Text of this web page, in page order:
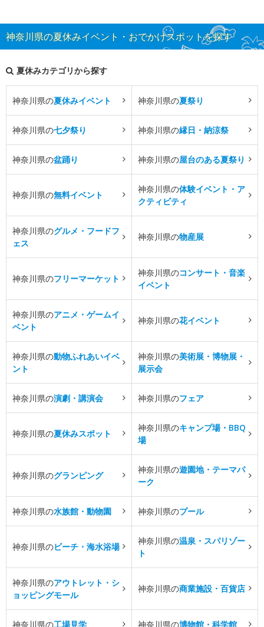
神奈川県の夏休みイベント・おでかけスポットを探す
夏休みカテゴリから探す
神奈川県の夏休みイベント 神奈川県の夏祭り
神奈川県の七夕祭り 神奈川県の縁日・納涼祭
神奈川県の盆踊り 神奈川県の屋台のある夏祭り
神奈川県の無料イベント
神奈川県の体験イベント・ア
クティビティ
神奈川県のグルメ・フードフ
ェス
神奈川県の物産展
神奈川県のフリーマーケット
神奈川県のコンサート・音楽
イベント
神奈川県のアニメ・ゲームイ
ベント
神奈川県の花イベント
神奈川県の動物ふれあいイベ
ント
神奈川県の美術展・博物展・
展示会
神奈川県の演劇・講演会 神奈川県のフェア
神奈川県の夏休みスポット
神奈川県のキャンプ場・BBQ
場
神奈川県のグランピング
神奈川県の遊園地・テーマパ
ーク
神奈川県の水族館・動物園 神奈川県のプール
神奈川県のビーチ・海水浴場
神奈川県の温泉・スパリゾー
ト
神奈川県のアウトレット・シ
ョッピングモール
神奈川県の商業施設・百貨店
神奈川県の工場見学 神奈川県の博物館・科学館